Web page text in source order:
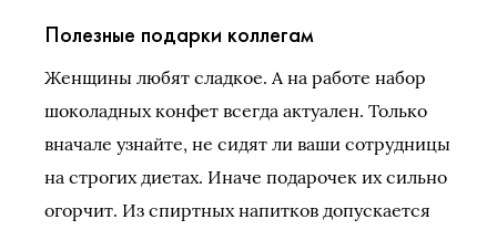
Полезные подарки коллегам
Женщины любят сладкое. А на работе набор
шоколадных конфет всегда актуален. Только
вначале узнайте, не сидят ли ваши сотрудницы
на строгих диетах. Иначе подарочек их сильно
огорчит. Из спиртных напитков допускается